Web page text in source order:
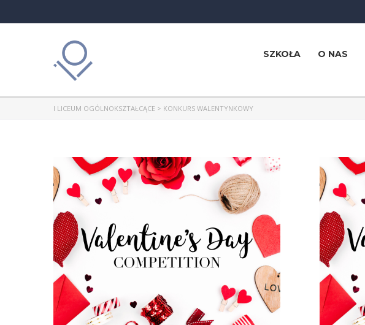
SZKOŁA O NAS
I LICEUM OGÓLNOKSZTAŁCĄCE > KONKURS WALENTYNKOWY